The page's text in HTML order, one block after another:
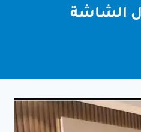
الشاشة